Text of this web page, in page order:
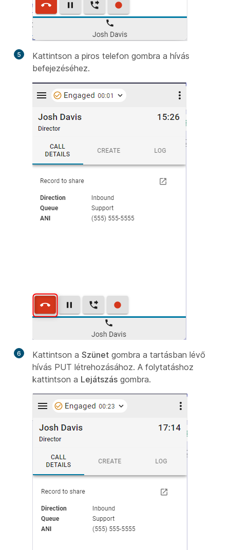
5
Kattintson a piros telefon gombra a hívás
befejezéséhez.
6 Kattintson a Szünet gombra a tartásban lévő
hívás PUT létrehozásához. A folytatáshoz
kattintson a Lejátszás gombra.